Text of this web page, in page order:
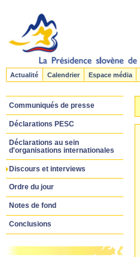
Actualité Calendrier Espace média
Communiqués de presse
Déclarations PESC
Déclarations au sein
d'organisations internationales
Discours et interviews
Ordre du jour
Notes de fond
Conclusions